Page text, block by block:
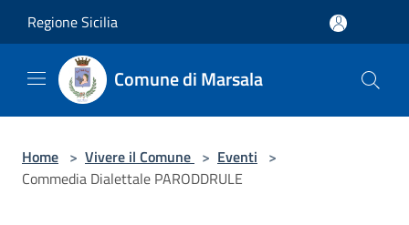
Regione Sicilia
Comune di Marsala
Home > Vivere il Comune > Eventi >
Commedia Dialettale PARODDRULE